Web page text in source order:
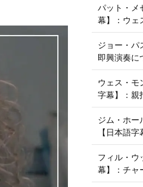
パット・メ
幕】：ウェ
ジョー・パ
即興演奏に
ウェス・モ
字幕】：親
ジム・ホー
【日本語字
フィル・ウ
幕】：チャ